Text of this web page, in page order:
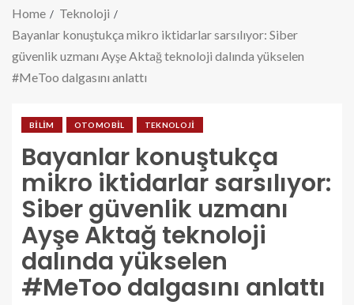
Home
Teknoloji
Bayanlar konuştukça mikro iktidarlar sarsılıyor: Siber
güvenlik uzmanı Ayşe Aktağ teknoloji dalında yükselen
#MeToo dalgasını anlattı
BILIM OTOMOBIL TEKNOLOJI
Bayanlar konuştukça
mikro iktidarlar sarsılıyor:
Siber güvenlik uzmanı
Ayşe Aktağ teknoloji
dalında yükselen
#MeToo dalgasını anlattı